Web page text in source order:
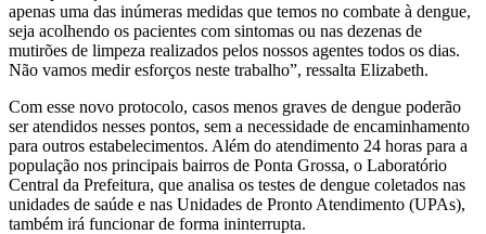
apenas uma das inúmeras medidas que temos no combate à dengue,
seja acolhendo os pacientes com sintomas ou nas dezenas de
mutirões de limpeza realizados pelos nossos agentes todos os dias.
Não vamos medir esforços neste trabalho”, ressalta Elizabeth.
Com esse novo protocolo, casos menos graves de dengue poderão
ser atendidos nesses pontos, sem a necessidade de encaminhamento
para outros estabelecimentos. Além do atendimento 24 horas para a
população nos principais bairros de Ponta Grossa, o Laboratório
Central da Prefeitura, que analisa os testes de dengue coletados nas
unidades de saúde e nas Unidades de Pronto Atendimento (UPAs),
também irá funcionar de forma ininterrupta.